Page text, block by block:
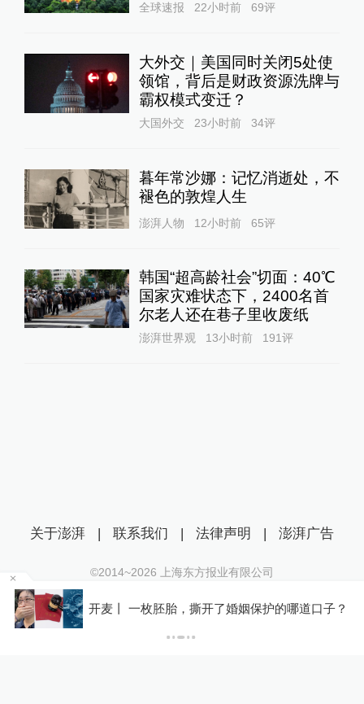
全球速报 22小时前 69评
大外交｜美国同时关闭5处使
领馆，背后是财政资源洗牌与
霸权模式变迁？
大国外交 23小时前 34评
暮年常沙娜：记忆消逝处，不
褪色的敦煌人生
澎湃人物 12小时前 65评
韩国“超高龄社会”切面：40℃
国家灾难状态下，2400名首
尔老人还在巷子里收废纸
澎湃世界观 13小时前 191评
开麦丨 一枚胚胎，撕开了婚姻保护的哪道口子？
关于澎湃 | 联系我们 | 法律声明 | 澎湃广告
©2014~2026 上海东方报业有限公司
沪ICP证：沪B2-20170116 | 沪ICP备14003370号
互联网新闻信息服务许可证：31120170006
沪公网安备 31010602000299号